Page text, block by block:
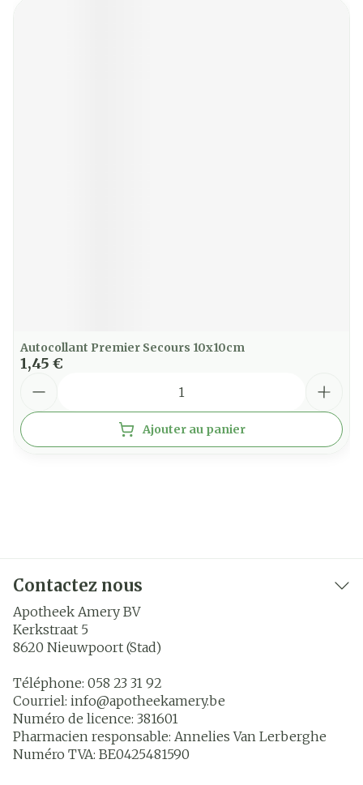
Autocollant Premier Secours 10x10cm
1,45 €
Ajouter au panier
Contactez nous
Apotheek Amery BV
Kerkstraat 5
8620 Nieuwpoort (Stad)
Téléphone: 058 23 31 92
Courriel: info@apotheekamery.be
Numéro de licence: 381601
Pharmacien responsable: Annelies Van Lerberghe
Numéro TVA: BE0425481590